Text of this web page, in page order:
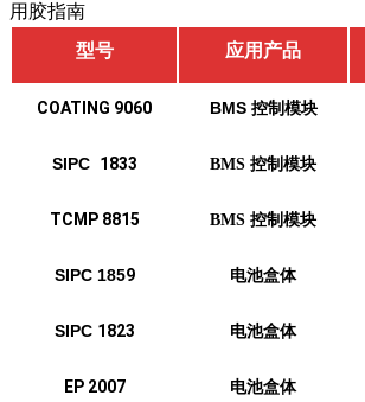
用胶指南
型号 应用产品
COATING 9060 BMS 控制模块
SIPC 1833 BMS 控制模块
TCMP 8815 BMS 控制模块
SIPC 1859 电池盒体
SIPC 1823 电池盒体
EP 2007 电池盒体